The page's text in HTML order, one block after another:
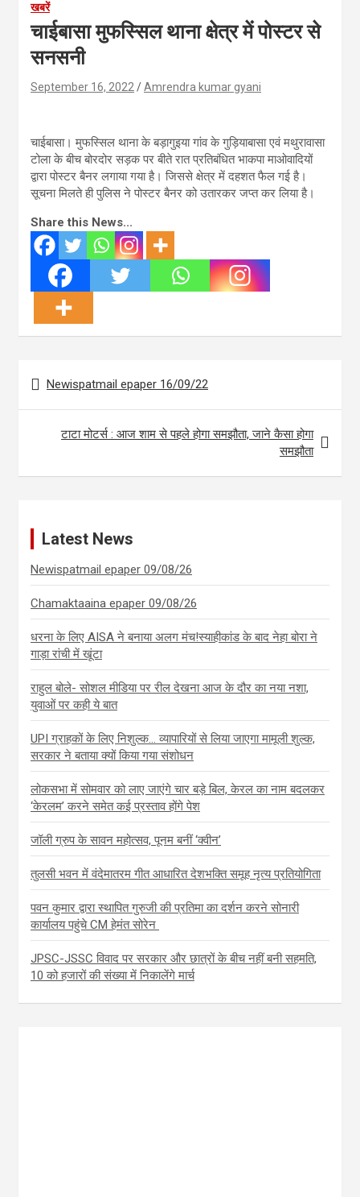
खबरें
चाईबासा मुफस्सिल थाना क्षेत्र में पोस्टर से
सनसनी
September 16, 2022 Amrendra kumar gyani
चाईबासा। मुफस्सिल थाना के बड़ागुइया गांव के गुड़ियाबासा एवं मथुरावासा
टोला के बीच बोरदोर सड़क पर बीते रात प्रतिबंधित भाकपा माओवादियों
द्वारा पोस्टर बैनर लगाया गया है। जिससे क्षेत्र में दहशत फैल गई है।
सूचना मिलते ही पुलिस ने पोस्टर बैनर को उतारकर जप्त कर लिया है।
Share this News...
navigation
Newispatmail epaper 16/09/22
टाटा मोटर्स : आज शाम से पहले होगा समझौता, जाने कैसा होगा
समझौता
Latest News
Newispatmail epaper 09/08/26
Chamaktaaina epaper 09/08/26
धरना के लिए AISA ने बनाया अलग मंच!स्याहीकांड के बाद नेहा बोरा ने
गाड़ा रांची में खूंटा
राहुल बोले- सोशल मीडिया पर रील देखना आज के दौर का नया नशा,
युवाओं पर कही ये बात
UPI ग्राहकों के लिए निशुल्क… व्यापारियों से लिया जाएगा मामूली शुल्क,
सरकार ने बताया क्यों किया गया संशोधन
लोकसभा में सोमवार को लाए जाएंगे चार बड़े बिल, केरल का नाम बदलकर
‘केरलम’ करने समेत कई प्रस्ताव होंगे पेश
जॉली ग्रुप के सावन महोत्सव, पूनम बनीं ‘क्वीन’
तुलसी भवन में वंदेमातरम गीत आधारित देशभक्ति समूह नृत्य प्रतियोगिता
पवन कुमार द्वारा स्थापित गुरुजी की प्रतिमा का दर्शन करने सोनारी
कार्यालय पहुंचे CM हेमंत सोरेन
JPSC-JSSC विवाद पर सरकार और छात्रों के बीच नहीं बनी सहमति,
10 को हजारों की संख्या में निकालेंगे मार्च